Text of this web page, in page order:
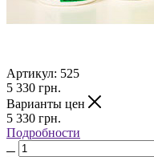
Артикул: 525
5 330 грн.
Варианты цен
5 330 грн.
Подробности